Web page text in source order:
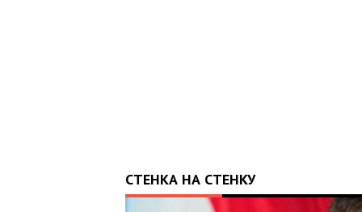
СТЕНКА НА СТЕНКУ